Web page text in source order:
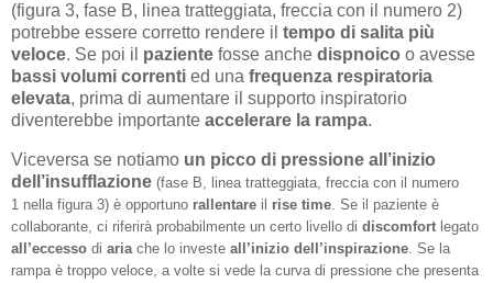
(figura 3, fase B, linea tratteggiata, freccia con il numero 2)
potrebbe essere corretto rendere il tempo di salita più
veloce. Se poi il paziente fosse anche dispnoico o avesse
bassi volumi correnti ed una frequenza respiratoria
elevata, prima di aumentare il supporto inspiratorio
diventerebbe importante accelerare la rampa.
Viceversa se notiamo un picco di pressione all’inizio
dell’insufflazione (fase B, linea tratteggiata, freccia con il numero
1 nella figura 3) è opportuno rallentare il rise time. Se il paziente è
collaborante, ci riferirà probabilmente un certo livello di discomfort legato
all’eccesso di ariache lo investe all’inizio dell’inspirazione. Se la
rampa è troppo veloce, a volte si vede la curva di pressione che presenta